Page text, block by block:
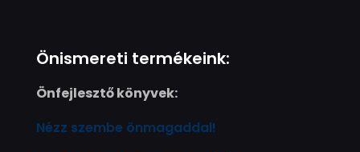
Önismereti termékeink:
Önfejlesztő könyvek:
Nézz szembe önmagaddal!